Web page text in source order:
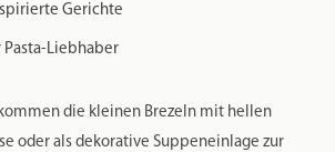
Gerichte
Pasta-Liebhaber
die kleinen Brezeln mit hellen
oder als dekorative Suppeneinlage zur